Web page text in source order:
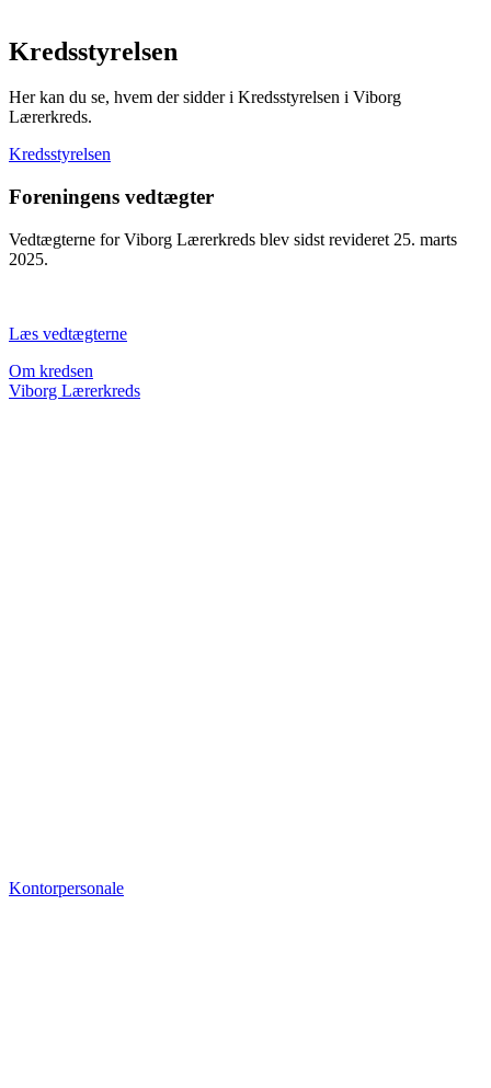
Kredsstyrelsen
Her kan du se, hvem der sidder i Kredsstyrelsen i Viborg
Lærerkreds.
Kredsstyrelsen
Foreningens vedtægter
Vedtægterne for Viborg Lærerkreds blev sidst revideret 25. marts
2025.
Læs vedtægterne
Om kredsen
Viborg Lærerkreds
Kontorpersonale